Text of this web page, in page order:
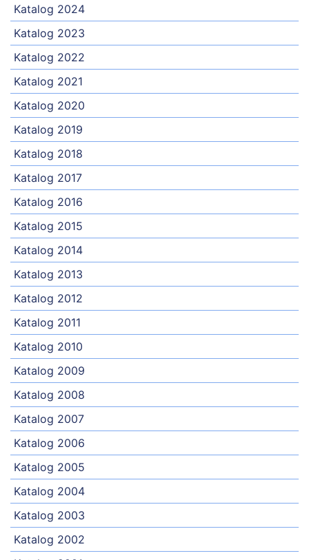
Katalog 2024
Katalog 2023
Katalog 2022
Katalog 2021
Katalog 2020
Katalog 2019
Katalog 2018
Katalog 2017
Katalog 2016
Katalog 2015
Katalog 2014
Katalog 2013
Katalog 2012
Katalog 2011
Katalog 2010
Katalog 2009
Katalog 2008
Katalog 2007
Katalog 2006
Katalog 2005
Katalog 2004
Katalog 2003
Katalog 2002